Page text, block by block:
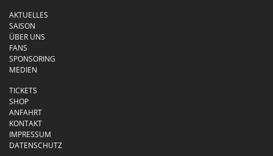
AKTUELLES
SAISON
ÜBER UNS
FANS
SPONSORING
MEDIEN
TICKETS
SHOP
ANFAHRT
KONTAKT
IMPRESSUM
DATENSCHUTZ